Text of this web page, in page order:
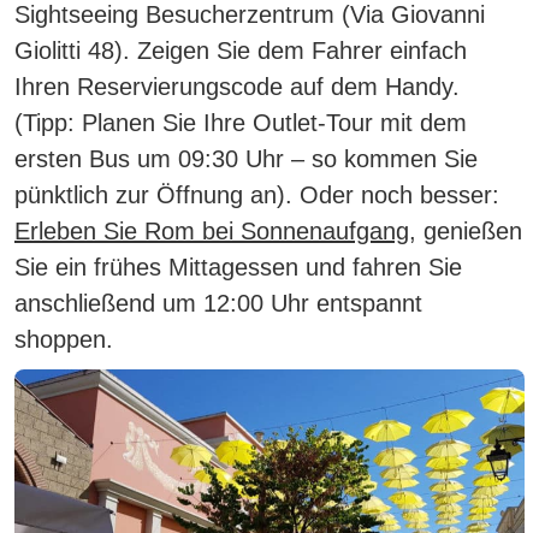
Sightseeing Besucherzentrum (Via Giovanni
Giolitti 48). Zeigen Sie dem Fahrer einfach
Ihren Reservierungscode auf dem Handy.
(Tipp: Planen Sie Ihre Outlet-Tour mit dem
ersten Bus um 09:30 Uhr – so kommen Sie
pünktlich zur Öffnung an). Oder noch besser:
Erleben Sie Rom bei Sonnenaufgang, genießen
Sie ein frühes Mittagessen und fahren Sie
anschließend um 12:00 Uhr entspannt
shoppen.